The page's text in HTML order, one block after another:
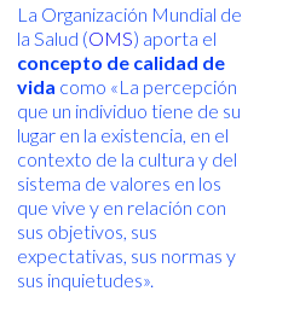
La Organización Mundial de
la Salud (OMS) aporta el
concepto de calidad de
vida como «La percepción
que un individuo tiene de su
lugar en la existencia, en el
contexto de la cultura y del
sistema de valores en los
que vive y en relación con
sus objetivos, sus
expectativas, sus normas y
sus inquietudes».